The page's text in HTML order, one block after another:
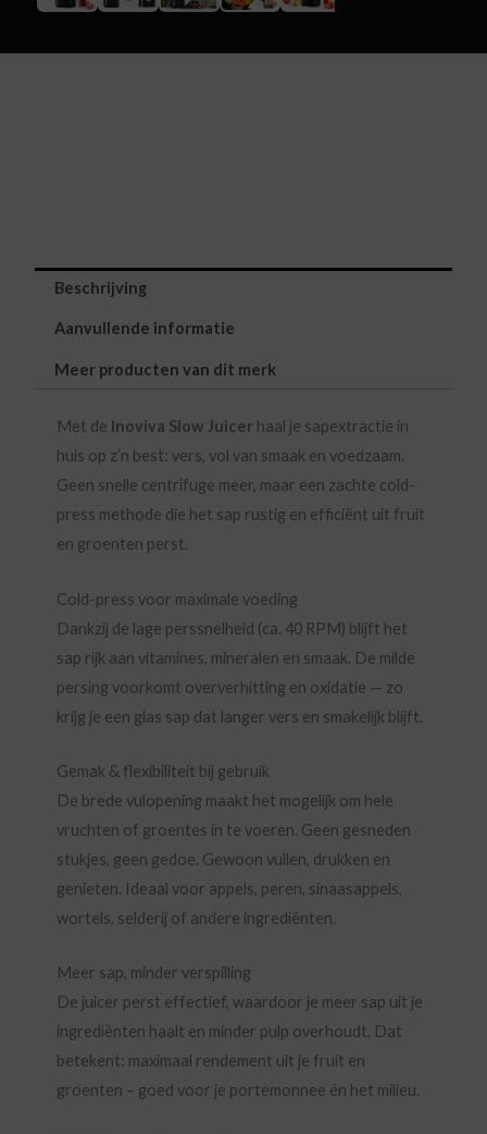
Beschrijving
Aanvullende informatie
Meer producten van dit merk
Met de Inoviva Slow Juicer haal je sapextractie in
huis op z’n best: vers, vol van smaak en voedzaam.
Geen snelle centrifuge meer, maar een zachte cold-
press methode die het sap rustig en efficiënt uit fruit
en groenten perst.
Cold-press voor maximale voeding
Dankzij de lage perssnelheid (ca. 40 RPM) blijft het
sap rijk aan vitamines, mineralen en smaak. De milde
persing voorkomt oververhitting en oxidatie — zo
krijg je een glas sap dat langer vers en smakelijk blijft.
Gemak & flexibiliteit bij gebruik
De brede vulopening maakt het mogelijk om hele
vruchten of groentes in te voeren. Geen gesneden
stukjes, geen gedoe. Gewoon vullen, drukken en
genieten. Ideaal voor appels, peren, sinaasappels,
wortels, selderij of andere ingrediënten.
Meer sap, minder verspilling
De juicer perst effectief, waardoor je meer sap uit je
ingrediënten haalt en minder pulp overhoudt. Dat
betekent: maximaal rendement uit je fruit en
groenten – goed voor je portemonnee én het milieu.